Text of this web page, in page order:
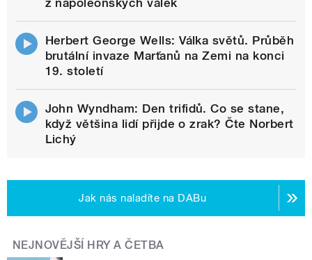
Herbert George Wells: Válka světů. Průběh
brutální invaze Marťanů na Zemi na konci
19. století
John Wyndham: Den trifidů. Co se stane,
když většina lidí přijde o zrak? Čte Norbert
Lichý
Jak nás naladíte na DABu
NEJNOVĚJŠÍ HRY A ČETBA